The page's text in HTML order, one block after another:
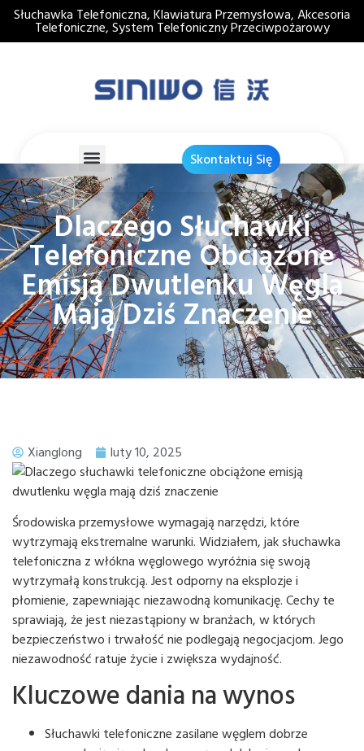
Słuchawka Telefoniczna, Klawiatura Przemysłowa, Akcesoria
Telefoniczne, System Telefoniczny Przeciwpożarowy
Skontaktuj Się
Dlaczego Słuchawki
Telefoniczne Obciążone
Emisją Dwutlenku Węgla
Mają Dziś Znaczenie
Xianglong luty 10, 2025
Środowiska przemysłowe wymagają narzędzi, które
wytrzymają ekstremalne warunki. Widziałem, jak słuchawka
telefoniczna z włókna węglowego wyróżnia się swoją
wytrzymałą konstrukcją. Jest odporny na eksplozje i
płomienie, zapewniając niezawodną komunikację. Cechy te
sprawiają, że jest niezastąpiony w branżach, w których
bezpieczeństwo i trwałość nie podlegają negocjacjom. Jego
niezawodność ratuje życie i zwiększa wydajność.
Kluczowe dania na wynos
Słuchawki telefoniczne zasilane węglem dobrze